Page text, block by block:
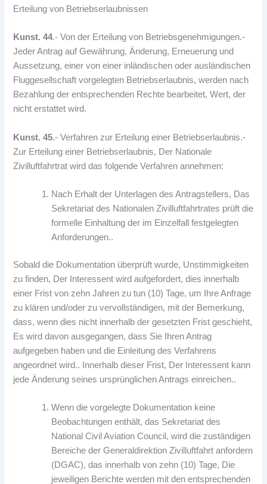
Erteilung von Betriebserlaubnissen
Kunst. 44.- Von der Erteilung von Betriebsgenehmigungen.-
Jeder Antrag auf Gewährung, Änderung, Erneuerung und
Aussetzung, einer von einer inländischen oder ausländischen
Fluggesellschaft vorgelegten Betriebserlaubnis, werden nach
Bezahlung der entsprechenden Rechte bearbeitet, Wert, der
nicht erstattet wird.
Kunst. 45.- Verfahren zur Erteilung einer Betriebserlaubnis.-
Zur Erteilung einer Betriebserlaubnis, Der Nationale
Zivilluftfahrtrat wird das folgende Verfahren annehmen:
Nach Erhalt der Unterlagen des Antragstellers, Das
Sekretariat des Nationalen Zivilluftfahrtrates prüft die
formelle Einhaltung der im Einzelfall festgelegten
Anforderungen..
Sobald die Dokumentation überprüft wurde, Unstimmigkeiten
zu finden, Der Interessent wird aufgefordert, dies innerhalb
einer Frist von zehn Jahren zu tun (10) Tage, um Ihre Anfrage
zu klären und/oder zu vervollständigen, mit der Bemerkung,
dass, wenn dies nicht innerhalb der gesetzten Frist geschieht,
Es wird davon ausgegangen, dass Sie Ihren Antrag
aufgegeben haben und die Einleitung des Verfahrens
angeordnet wird.. Innerhalb dieser Frist, Der Interessent kann
jede Änderung seines ursprünglichen Antrags einreichen..
Wenn die vorgelegte Dokumentation keine
Beobachtungen enthält, das Sekretariat des
National Civil Aviation Council, wird die zuständigen
Bereiche der Generaldirektion Zivilluftfahrt anfordern
(DGAC), das innerhalb von zehn (10) Tage, Die
jeweiligen Berichte werden mit den entsprechenden